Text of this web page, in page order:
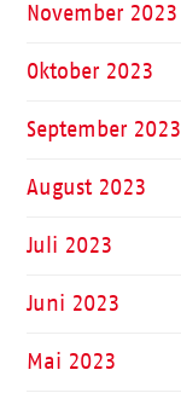
November 2023
Oktober 2023
September 2023
August 2023
Juli 2023
Juni 2023
Mai 2023